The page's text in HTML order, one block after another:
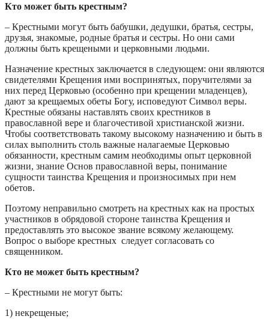
Кто может быть крестным?
– Крестными могут быть бабушки, дедушки, братья, сестры,
друзья, знакомые, родные братья и сестры. Но они сами
должны быть крещеными и церковными людьми.
Назначение крестных заключается в следующем: они являются
свидетелями Крещения ими воспринятых, поручителями за
них перед Церковью (особенно при крещении младенцев),
дают за крещаемых обеты Богу, исповедуют Символ веры.
Крестные обязаны наставлять своих крестников в
православной вере и благочестивой христианской жизни.
Чтобы соответствовать такому высокому назначению и быть в
силах выполнить столь важные налагаемые Церковью
обязанности, крестным самим необходимы опыт церковной
жизни, знание Основ православной веры, понимание
сущности таинства Крещения и произносимых при нем
обетов.
Поэтому неправильно смотреть на крестных как на простых
участников в обрядовой стороне таинства Крещения и
предоставлять это высокое звание всякому желающему.
Вопрос о выборе крестных следует согласовать со
священником.
Кто не может быть крестным?
– Крестными не могут быть:
1) некрещеные;